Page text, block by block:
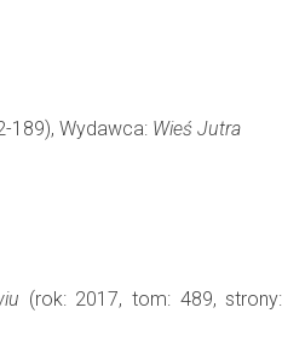
189), Wydawca: Wieś Jutra
(rok: 2017, tom: 489,